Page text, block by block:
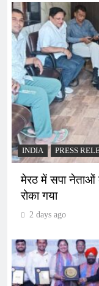
INDIA PRESS
मेरठ में सपा
रोका गया
2 days ago